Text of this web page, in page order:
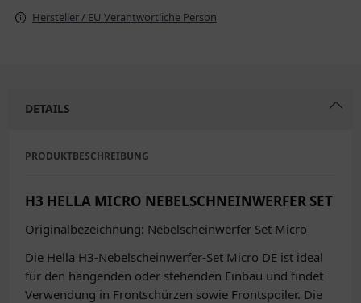
Hersteller / EU Verantwortliche Person
DETAILS
PRODUKTBESCHREIBUNG
H3 HELLA MICRO NEBELSCHNEINWERFER SET
Originalbezeichnung: Nebelscheinwerfer Set Micro
Die Hella H3-Nebelscheinwerfer-Set Micro DE ist ideal
für den hängenden oder stehenden Einbau und findet
Verwendung in Frontschürzen sowie Frontspoiler. Die